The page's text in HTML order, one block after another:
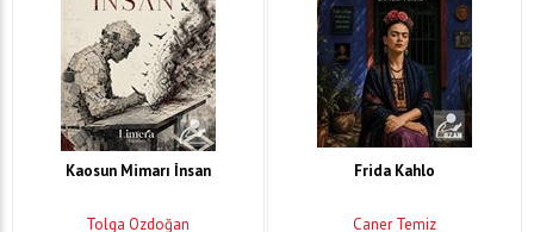
Kaosun Mimarı İnsan
Tolga Özdoğan
Frida Kahlo
Caner Temiz